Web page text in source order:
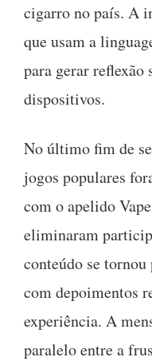
cigarro no país. A
que usam a
para gerar reflexão
dispositivos.
No último fim de
jogos populares
com o apelido
eliminaram
conteúdo se
com depoimentos
experiência. A
paralelo entre a